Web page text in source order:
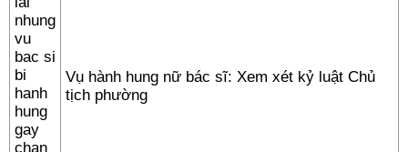
Vụ hành hung nữ bác sĩ: Xem xét kỷ luật Chủ
tịch phường